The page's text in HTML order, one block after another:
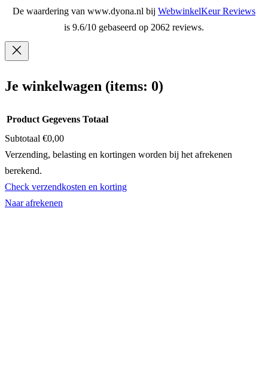
De waardering van www.dyona.nl bij WebwinkelKeur Reviews
is 9.6/10 gebaseerd op 2062 reviews.
Je winkelwagen (items: 0)
Producten
in
winkelwagen
Product Gegevens Totaal
Subtotaal €0,00
Verzending, belasting en kortingen worden bij het afrekenen
berekend.
Check verzendkosten en korting
Naar afrekenen